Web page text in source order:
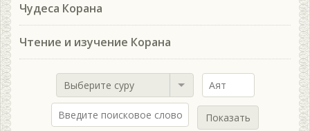
Чудеса Корана
Чтение и изучение Корана
Выберите суру
Показать